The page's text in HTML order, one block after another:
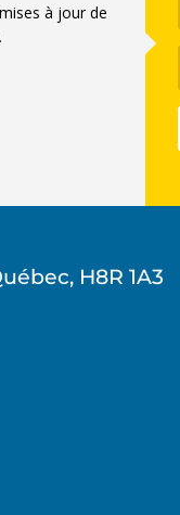
à jour de
H8R 1A3